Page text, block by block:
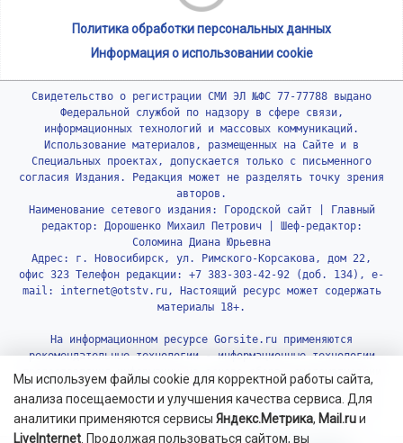
Мы используем файлы cookie для корректной работы сайта,
анализа посещаемости и улучшения качества сервиса. Для
аналитики применяются сервисы Яндекс.Метрика, Mail.ruи
LiveInternet . Продолжая пользоваться сайтом, вы
Политика обработки персональных данных
Информация о использовании cookie
Свидетельство о регистрации СМИ ЭЛ №ФС 77-77788 выдано
Федеральной службой по надзору в сфере связи,
информационных технологий и массовых коммуникаций.
Использование материалов, размещенных на Сайте и в
Специальных проектах, допускается только с письменного
согласия Издания. Редакция может не разделять точку зрения
авторов.
Наименование сетевого издания: Городской сайт | Главный
редактор: Дорошенко Михаил Петрович | Шеф-редактор:
Соломина Диана Юрьевна
Адрес: г. Новосибирск, ул. Римского-Корсакова, дом 22,
офис 323 Телефон редакции: +7 383-303-42-92 (доб. 134), e-
mail: internet@otstv.ru, Настоящий ресурс может содержать
материалы 18+.
На информационном ресурсе Gorsite.ru применяются
рекомендательные технологии - информационные технологии
предоставления информации на основе сбора, систематизации
и анализа сведений, относящихся к предпочтениям
пользователей сети «Интернет», находящихся на территории
Российской Федерации.Подробнее.